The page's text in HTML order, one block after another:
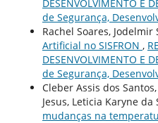
DESENVOLVIMENTO E
de Segurança,
Rachel Soares, Jodelmir
Artificial no SISFRON ,
DESENVOLVIMENTO E
de Segurança,
Cleber Assis dos
Jesus, Leticia Karyne da
mudanças na